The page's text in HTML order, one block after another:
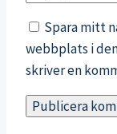
Spara mitt
webbplats i
skriver en